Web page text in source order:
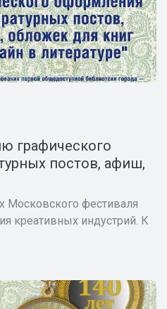
графического
постов, афиш,
Московского фестиваля
креативных индустрий. К